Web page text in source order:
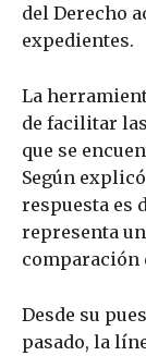
del Derecho
expedientes.
La
de facilitar
que se
Según
respuesta es
representa
comparación
Desde su
pasado, la